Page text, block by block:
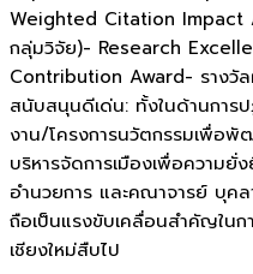
Weighted Citation Impact
กลุ่มวิจัย)- Research
Contribution Award- รางวัล
สนับสนุนดีเด่น: ทั้งในด้านการ
งาน/โครงการนวัตกรรมเพื่อ
บริหารจัดการเมืองเพื่อความ
อำนวยการ และคณาจารย์ บุค
ถือเป็นแรงขับเคลื่อนสำคัญใน
เชียงใหม่สืบไป